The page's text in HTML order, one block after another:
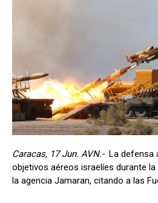
Caracas, 17 Jun. AVN.- La defensa
objetivos aéreos israelíes durante
la agencia Jamaran, citando a las